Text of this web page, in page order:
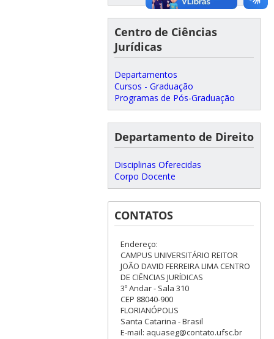
Centro de Ciências
Jurídicas
Departamentos
Cursos - Graduação
Programas de Pós-Graduação
Departamento de Direito
Disciplinas Oferecidas
Corpo Docente
CONTATOS
Endereço:
CAMPUS UNIVERSITÁRIO REITOR
JOÃO DAVID FERREIRA LIMA CENTRO
DE CIÊNCIAS JURÍDICAS
3º Andar - Sala 310
CEP 88040-900
FLORIANÓPOLIS
Santa Catarina - Brasil
E-mail: aquaseg@contato.ufsc.br